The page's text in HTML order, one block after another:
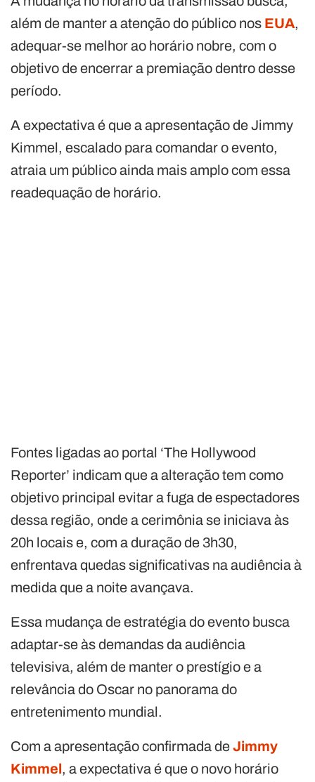
além de manter a atenção do público nos EUA,
adequar-se melhor ao horário nobre, com o
objetivo de encerrar a premiação dentro desse
período.
A expectativa é que a apresentação de Jimmy
Kimmel, escalado para comandar o evento,
atraia um público ainda mais amplo com essa
readequação de horário.
Fontes ligadas ao portal ‘The Hollywood
Reporter’ indicam que a alteração tem como
objetivo principal evitar a fuga de espectadores
dessa região, onde a cerimônia se iniciava às
20h locais e, com a duração de 3h30,
enfrentava quedas significativas na audiência à
medida que a noite avançava.
Essa mudança de estratégia do evento busca
adaptar-se às demandas da audiência
televisiva, além de manter o prestígio e a
relevância do Oscar no panorama do
entretenimento mundial.
Com a apresentação confirmada deJimmy
Kimmel, a expectativa é que o novo horário